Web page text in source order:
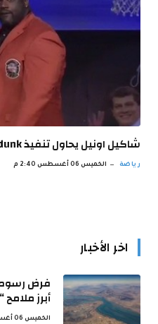
شاكيل اونيل يحاول تنفيذ dunk بعمر 54 عاماً
رياضة الخميس 06 أغسطس 2:40 م
اخر الأخبار
فرض رسوم
أبرز
الخميس 06 أغسطس 9:21 م